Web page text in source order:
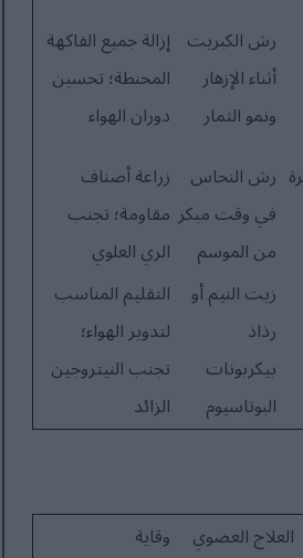
رش الكبريت
أثناء الإزهار
ونمو الثمار
إزالة جميع الفاكهة
المحنطة؛ تحسين
دوران الهواء
رش النحاس
في وقت مبكر
من الموسم
زراعة أصناف
مقاومة؛ تجنب
الري العلوي
زيت النيم أو
رذاذ
بيكربونات
البوتاسيوم
التقليم المناسب
لتدوير الهواء؛
تجنب النيتروجين
الزائد
العلاج العضوي
وقاية